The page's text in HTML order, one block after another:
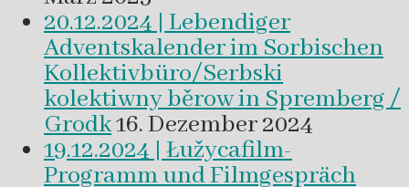
20.12.2024 | Lebendiger
Adventskalender im Sorbischen
Kollektivbüro/Serbski
kolektiwny běrow in Spremberg /
Grodk16. Dezember 2024
19.12.2024 | Łužycafilm-
Programm und Filmgespräch